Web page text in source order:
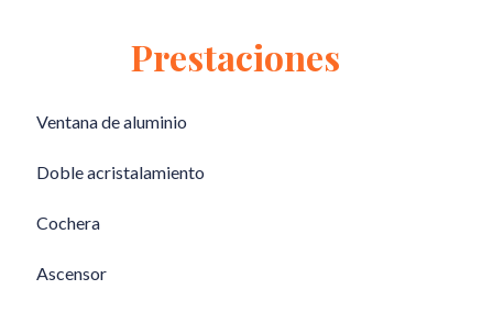
Prestaciones
Ventana de aluminio
Doble acristalamiento
Cochera
Ascensor